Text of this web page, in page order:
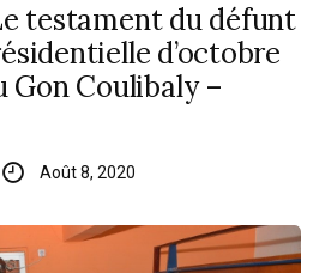
testament du défunt
d’octobre
Gon Coulibaly –
Août 8, 2020